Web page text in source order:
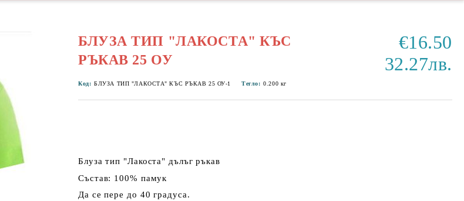
БЛУЗА ТИП "ЛАКОСТА" КЪС
РЪКАВ 25 ОУ
€16.50
32.27лв.
Код: БЛУЗА ТИП "ЛАКОСТА" КЪС РЪКАВ 25 ОУ-1 Тегло: 0.200 кг
Блуза тип "Лакоста" дълъг ръкав
Състав: 100% памук
Да се пере до 40 градуса.